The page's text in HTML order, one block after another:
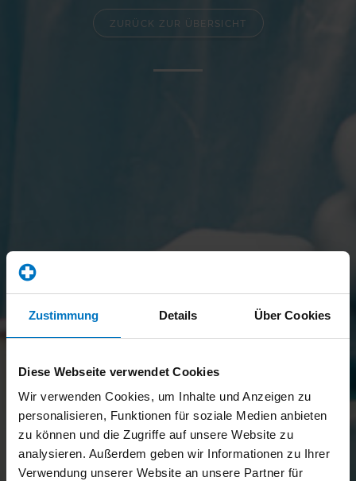
Zustimmung Details Über Cookies
Diese Webseite verwendet Cookies
Wir verwenden Cookies, um Inhalte und Anzeigen zu
personalisieren, Funktionen für soziale Medien anbieten
zu können und die Zugriffe auf unsere Website zu
analysieren. Außerdem geben wir Informationen zu Ihrer
Verwendung unserer Website an unsere Partner für
ZURÜCK ZUR ÜBERSICHT